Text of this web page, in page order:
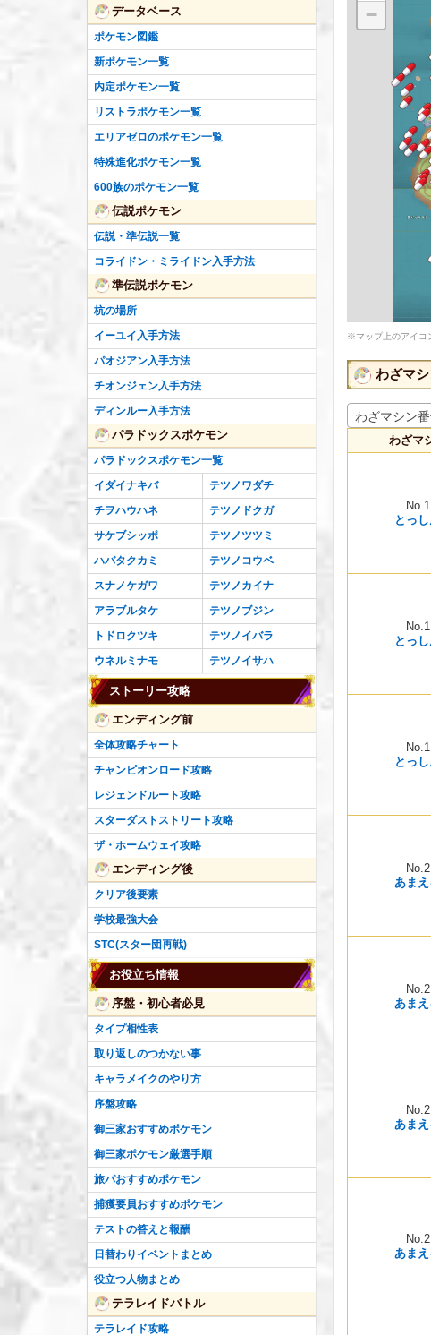
−
※マップ上のアイコ
わざマ
わざマシン
わざマ
No.1
とっ
No.1
とっ
No.1
とっ
No.2
あまえ
No.2
あまえ
No.2
あまえ
No.2
あまえ
データベース
ポケモン図鑑
新ポケモン一覧
内定ポケモン一覧
リストラポケモン一覧
エリアゼロのポケモン一覧
特殊進化ポケモン一覧
600族のポケモン一覧
伝説ポケモン
伝説・準伝説一覧
コライドン・ミライドン入手方法
準伝説ポケモン
杭の場所
イーユイ入手方法
パオジアン入手方法
チオンジェン入手方法
ディンルー入手方法
パラドックスポケモン
パラドックスポケモン一覧
イダイナキバ
テツノワダチ
チヲハウハネ
テツノドクガ
サケブシッポ
テツノツツミ
ハバタクカミ
テツノコウベ
スナノケガワ
テツノカイナ
アラブルタケ
テツノブジン
トドロクツキ
テツノイバラ
ウネルミナモ
テツノイサハ
ストーリー攻略
エンディング前
全体攻略チャート
チャンピオンロード攻略
レジェンドルート攻略
スターダストストリート攻略
ザ・ホームウェイ攻略
エンディング後
クリア後要素
学校最強大会
STC(スター団再戦)
お役立ち情報
序盤・初心者必見
タイプ相性表
取り返しのつかない事
キャラメイクのやり方
序盤攻略
御三家おすすめポケモン
御三家ポケモン厳選手順
旅パおすすめポケモン
捕獲要員おすすめポケモン
テストの答えと報酬
日替わりイベントまとめ
役立つ人物まとめ
テラレイドバトル
テラレイド攻略